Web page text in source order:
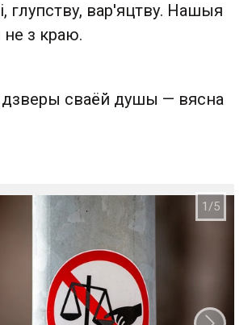
глупству, вар'яцтву. Нашыя
з краю.
сваёй душы — вясна